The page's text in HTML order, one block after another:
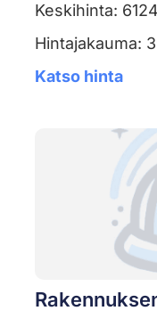
Keskihinta:
Hintajakauma:
Katso hinta